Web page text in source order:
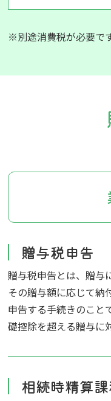
※別途消費税が必要で
贈与税申告
贈与税申告とは、贈与
その贈与額に応じて納
申告する手続きのこと
礎控除を超える贈与に
相続時精算